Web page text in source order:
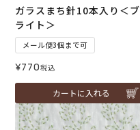
ガラスまち針10本入り＜ブ
ライト＞
メール便3個まで可
¥770税込
カートに入れる